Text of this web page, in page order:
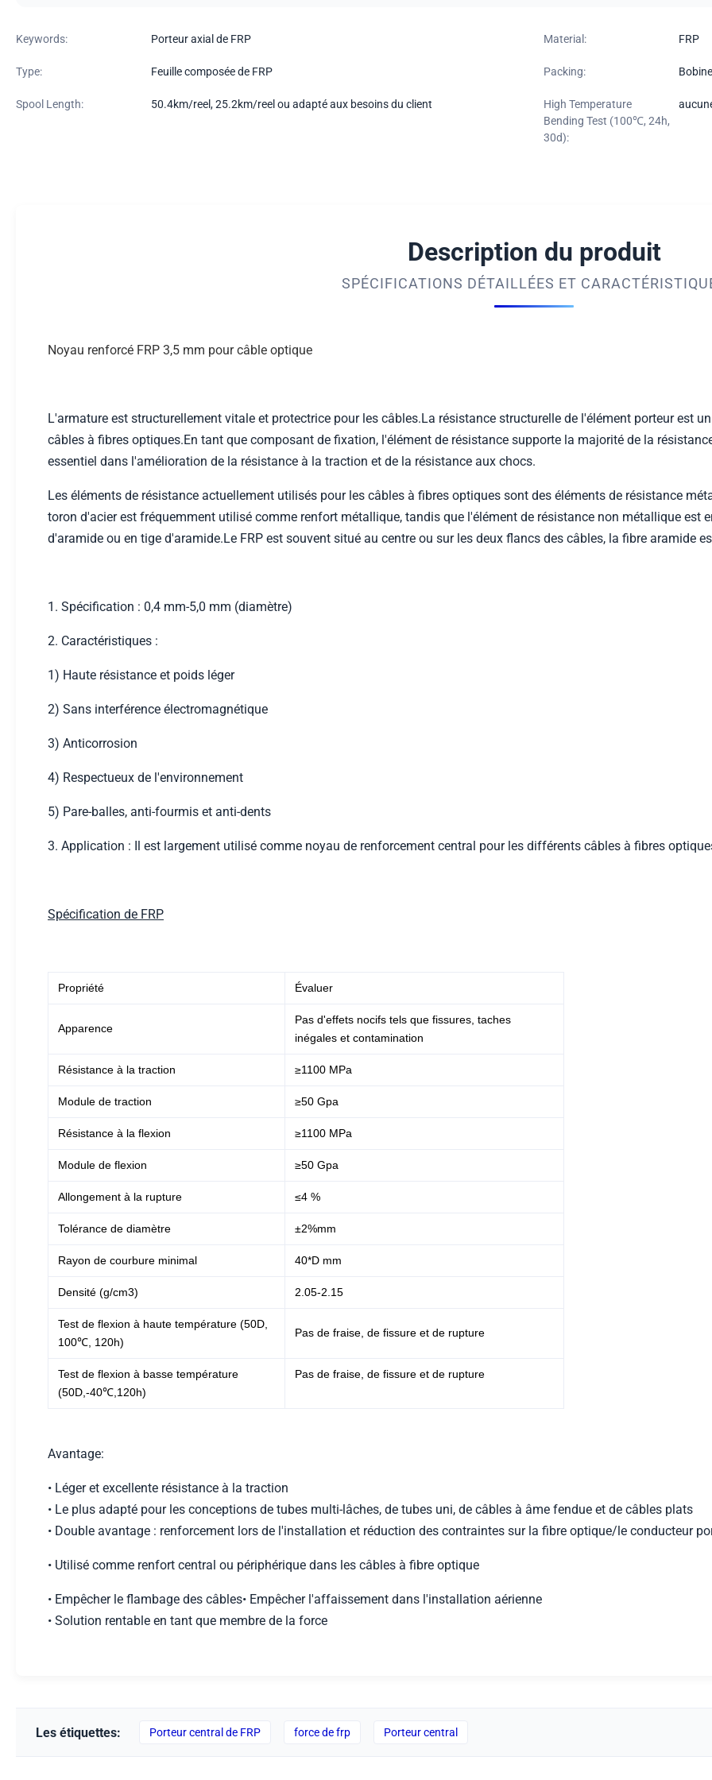
Keywords: Porteur axial de FRP Material: FRP
Type: Feuille composée de FRP Packing:
Spool Length: 50.4km/reel, 25.2km/reel ou adapté aux besoins du client
High Temperature
Bending Test (100℃, 24h,
30d):
Description du produit
SPÉCIFICATIONS DÉTAILLÉES ET
Noyau renforcé FRP 3,5 mm pour câble optique
L'armature est structurellement vitale et protectrice pour les câbles.La résistance structurelle de l'élément porteur est
câbles à fibres optiques.En tant que composant de fixation, l'élément de résistance supporte la majorité de la
essentiel dans l'amélioration de la résistance à la traction et de la résistance aux chocs.
Les éléments de résistance actuellement utilisés pour les câbles à fibres optiques sont des éléments de résistance
toron d'acier est fréquemment utilisé comme renfort métallique, tandis que l'élément de résistance non métallique est
d'aramide ou en tige d'aramide.Le FRP est souvent situé au centre ou sur les deux flancs des câbles, la fibre aramide
1. Spécification : 0,4 mm-5,0 mm (diamètre)
2. Caractéristiques :
1) Haute résistance et poids léger
2) Sans interférence électromagnétique
3) Anticorrosion
4) Respectueux de l'environnement
5) Pare-balles, anti-fourmis et anti-dents
3. Application : Il est largement utilisé comme noyau de renforcement central pour les différents câbles à fibres
Spécification de FRP
Propriété Évaluer
Apparence
Pas d'effets nocifs tels que fissures, taches
inégales et contamination
Résistance à la traction ≥1100 MPa
Module de traction ≥50 Gpa
Résistance à la flexion ≥1100 MPa
Module de flexion ≥50 Gpa
Allongement à la rupture ≤4 %
Tolérance de diamètre ±2%mm
Rayon de courbure minimal 40*D mm
Densité (g/cm3) 2.05-2.15
Test de flexion à haute température (50D,
100℃, 120h)
Pas de fraise, de fissure et de rupture
Test de flexion à basse température
(50D,-40℃,120h)
Pas de fraise, de fissure et de rupture
Avantage:
• Léger et excellente résistance à la traction
• Le plus adapté pour les conceptions de tubes multi-lâches, de tubes uni, de câbles à âme fendue et de câbles plats
• Double avantage : renforcement lors de l'installation et réduction des contraintes sur la fibre optique/le conducteur
• Utilisé comme renfort central ou périphérique dans les câbles à fibre optique
• Empêcher le flambage des câbles• Empêcher l'affaissement dans l'installation aérienne
• Solution rentable en tant que membre de la force
Les étiquettes: Porteur central de FRP force de frp Porteur central